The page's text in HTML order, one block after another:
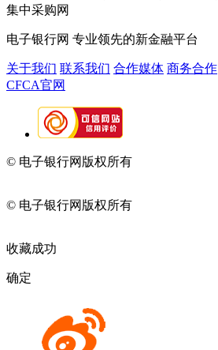
集中采购网
电子银行网 专业领先的新金融平台
关于我们 联系我们 合作媒体 商务合作
CFCA官网
© 电子银行网版权所有
© 电子银行网版权所有
收藏成功
确定